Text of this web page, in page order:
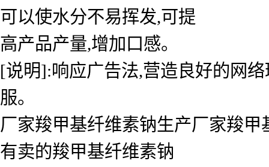
可以使水分不易挥发,可提
高产品产量,增加口感。
[说明]:响应广告法,营造良好的网
服。
厂家羧甲基纤维素钠生产厂家羧
有卖的羧甲基纤维素钠